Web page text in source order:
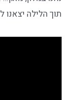
תוך הלילה יצאנו